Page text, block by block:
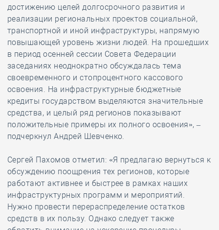
достижению целей долгосрочного развития и
реализации региональных проектов социальной,
транспортной и иной инфраструктуры, напрямую
повышающей уровень жизни людей. На прошедших
в период осенней сессии Совета Федерации
заседаниях неоднократно обсуждалась тема
своевременного и стопроцентного кассового
освоения. На инфраструктурные бюджетные
кредиты государством выделяются значительные
средства, и целый ряд регионов показывают
положительные примеры их полного освоения», –
подчеркнул Андрей Шевченко.
Сергей Пахомов отметил: «Я предлагаю вернуться к
обсуждению поощрения тех регионов, которые
работают активнее и быстрее в рамках наших
инфраструктурных программ и мероприятий.
Нужно провести перераспределение остатков
средств в их пользу. Однако следует также